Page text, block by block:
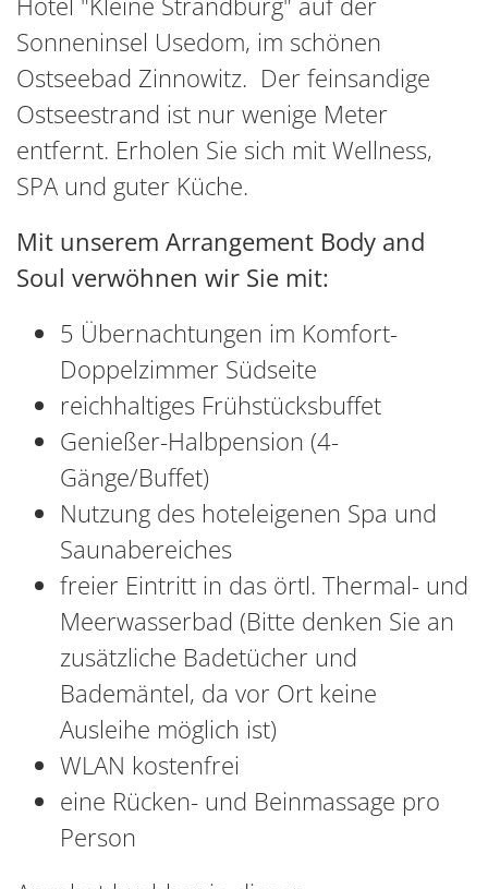
Sonneninsel Usedom, im schönen
Ostseebad Zinnowitz. Der feinsandige
Ostseestrand ist nur wenige Meter
entfernt. Erholen Sie sich mit Wellness,
SPA und guter Küche.
Mit unserem Arrangement Body and
Soul verwöhnen wir Sie mit:
5 Übernachtungen im Komfort-
Doppelzimmer Südseite
reichhaltiges Frühstücksbuffet
Genießer-Halbpension (4-
Gänge/Buffet)
Nutzung des hoteleigenen Spa und
Saunabereiches
freier Eintritt in das örtl. Thermal- und
Meerwasserbad (Bitte denken Sie an
zusätzliche Badetücher und
Bademäntel, da vor Ort keine
Ausleihe möglich ist)
WLAN kostenfrei
eine Rücken- und Beinmassage pro
Person